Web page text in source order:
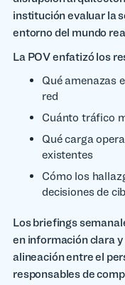
institución evaluar la
entorno del mundo
La POV enfatizó los
Qué amenazas
red
Cuánto tráfico
Qué carga
existentes
Cómo los
decisiones de
Los briefings
en información clara
alineación entre el
responsables de